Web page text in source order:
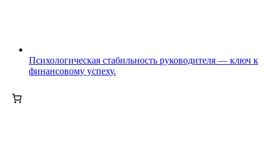
Психологическая стабильность руководителя — ключ к
финансовому успеху.